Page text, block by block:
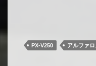
PX-V250 アルファロ